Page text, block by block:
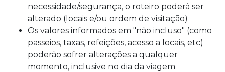
necessidade/segurança, o roteiro poderá ser
alterado (locais e/ou ordem de visitação)
Os valores informados em "não incluso" (como
passeios, taxas, refeições, acesso a locais, etc)
poderão sofrer alterações a qualquer
momento, inclusive no dia da viagem